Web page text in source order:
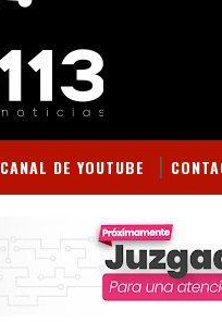
CANAL DE YOUTUBE